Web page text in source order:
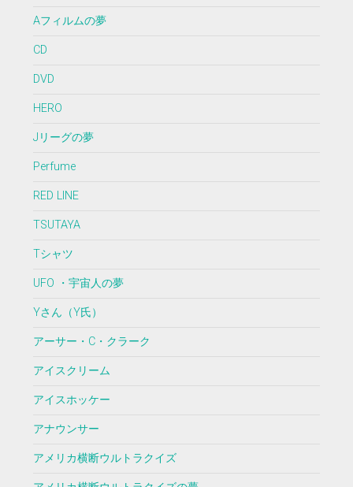
Aフィルムの夢
CD
DVD
HERO
Jリーグの夢
Perfume
RED LINE
TSUTAYA
Tシャツ
UFO ・宇宙人の夢
Yさん（Y氏）
アーサー・C・クラーク
アイスクリーム
アイスホッケー
アナウンサー
アメリカ横断ウルトラクイズ